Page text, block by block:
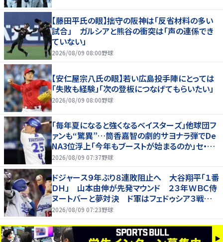
【藤田平氏の眼】拙守の阪神は「反省材料の多い
試合」 ガルシアと熊谷の衝突は「声の連係でき
ていない」
2026/08/09 08:00野球
【安仁屋宗八氏の眼】若い広島投手陣にとっては
「失敗も経験」「次の登板につなげてもらいたい」
2026/08/09 08:00野球
「毎年夏になると強くなるベイスターズ」他球団フ
ァンも“驚異”…筒香嘉智の劇的サヨナラ弾でDe
NA3位浮上「今年もブーストが始まるのか」セ・リ
ーグ真夏の激しいAクラス争いの行方は
2026/08/09 07:37野球
ドジャース９年ぶり８連敗阻止へ 大谷翔平「１番
ＤＨ」 山本由伸が先発マウンド ２３年ＷＢＣ侍
ヌートバーと夢対決 ド軍はフェドゥシア３戦連
続先発マスク【両軍ラインナップ】
2026/08/09 07:23野球